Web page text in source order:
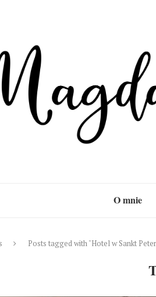
O mnie
Posts tagged with "Hotel w Sankt